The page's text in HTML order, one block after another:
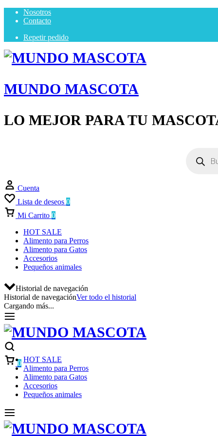
Nosotros
Contacto
Repetir pedido
MUNDO MASCOTA
LO MEJOR PARA TU
Cuenta
Lista de deseos 0
Mi Carrito 0
HOT SALE
Alimento para Perros
Alimento para Gatos
Accesorios
Pequeños animales
Historial de navegación
Historial de navegaciónVer todo el historial
Cargando más...
0 HOT SALE
Alimento para Perros
Alimento para Gatos
Accesorios
Pequeños animales